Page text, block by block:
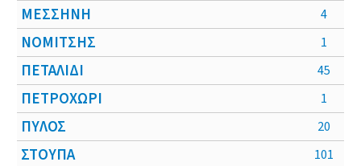
ΜΕΣΣΗΝΗ 4
ΝΟΜΙΤΣΗΣ 1
ΠΕΤΑΛΙΔΙ 45
ΠΕΤΡΟΧΩΡΙ 1
ΠΥΛΟΣ 20
ΣΤΟΥΠΑ 101